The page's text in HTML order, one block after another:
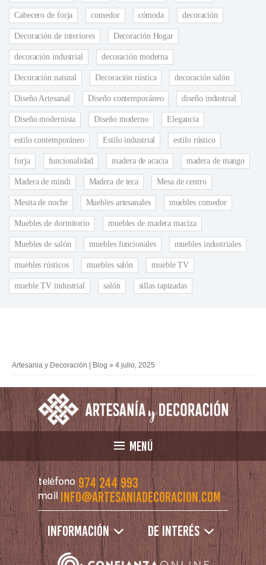
Cabecero de forja comedor cómoda decoración
Decoración de interiores Decoración Hogar
decoración industrial decoración moderna
Decoración natural Decoración rústica decoración salón
Diseño Artesanal Diseño contemporáneo diseño industrial
Diseño modernista Diseño moderno Elegancia
estilo contemporáneo Estilo industrial estilo rústico
forja funcionalidad madera de acacia madera de mango
Madera de mindi Madera de teca Mesa de centro
Mesita de noche Muebles artesanales muebles comedor
Muebles de dormitorio muebles de madera maciza
Muebles de salón muebles funcionales muebles industriales
muebles rústicos muebles salón mueble TV
mueble TV industrial salón sillas tapizadas
Artesania y Decoración | Blog » 4 julio, 2025
MENÚ
teléfono 974 244 993
mail info@artesaniadecoracion.com
Información
De interés